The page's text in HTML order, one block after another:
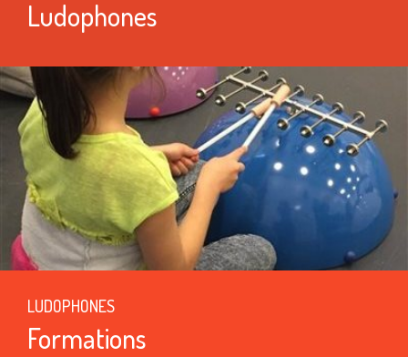
Ludophones
LUDOPHONES
Formations